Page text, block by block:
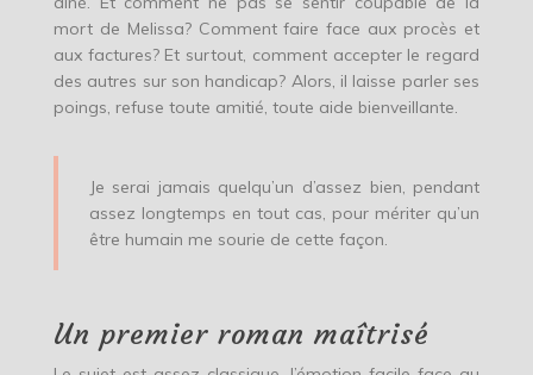
mort de Melissa? Comment faire face aux procès et
aux factures? Et surtout, comment accepter le regard
des autres sur son handicap? Alors, il laisse parler ses
poings, refuse toute amitié, toute aide bienveillante.
Je serai jamais quelqu’un d’assez bien, pendant
assez longtemps en tout cas, pour mériter qu’un
être humain me sourie de cette façon.
Un premier roman maîtrisé